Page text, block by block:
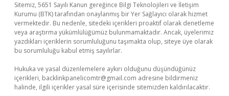
Sitemiz, 5651 Sayılı Kanun gereğince Bilgi Teknolojileri ve İletişim
Kurumu (BTK) tarafından onaylanmış bir Yer Sağlayıcı olarak hizmet
vermektedir. Bu nedenle, sitedeki içerikleri proaktif olarak denetleme
veya araştırma yükümlülüğümüz bulunmamaktadır. Ancak, üyelerimiz
yazdıkları içeriklerin sorumluluğunu taşımakta olup, siteye üye olarak
bu sorumluluğu kabul etmiş sayılırlar.
Hukuka ve yasal düzenlemelere aykırı olduğunu düşündüğünüz
içerikleri, backlinkpanelicomtr@gmail.com adresine bildirmeniz
halinde, ilgili içerikler yasal süre içerisinde sitemizden kaldırılacaktır.